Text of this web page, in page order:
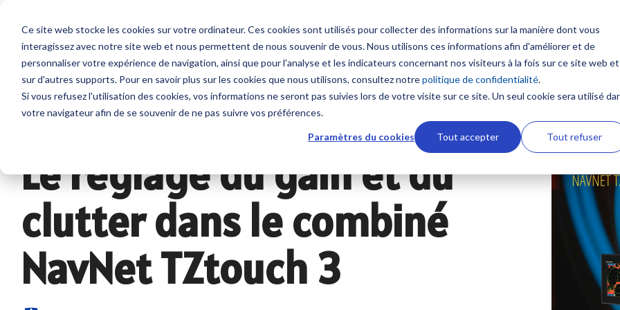
Ce site web stocke les cookies sur votre ordinateur. Ces cookies sont utilisés pour collecter des informations sur la manière dont vous
interagissez avec notre site web et nous permettent de nous souvenir de vous. Nous utilisons ces informations afin d'améliorer et de
personnaliser votre expérience de navigation, ainsi que pour l'analyse et les indicateurs concernant nos visiteurs à la fois sur ce site web et
sur d'autres supports. Pour en savoir plus sur les cookies que nous utilisons, consultez notrepolitique de confidentialité.
Si vous refusez l'utilisation des cookies, vos informations ne seront pas suivies lors de votre visite sur ce site. Un seul cookie sera utilisé
votre navigateur afin de se souvenir de ne pas suivre vos préférences.
Paramètres du cookies Tout accepter Tout refuser
main
content.
Produits
Sondeurs et Sonars
Sondeurs
Sondes et Capteurs
Combinés multifonction
Accessoire sondeurs et
Sondeur IMO
Radars
Combinés multifonction
NavNet TZtouch
Positionnement et Cartographie
GPS avec afficheur
Systèmes ECDIS
Communication et
satellitaires
Radio VHF
Antennes VHF
Intercommunication
Système Iridium
Système Inmarsat
Service sur mesure
Contrat de maintenance SBM
Class surveys
Atelier et Etudes R & D
Formation sur mesure
NavSkills Online
Centre de formation
Formation personnalisable
Programme Furuno
Sur nous
Société
Contenus
Nouveautés
Furuno Academy
Comparatif électronique maritime
SUPPORT
Nous contacter
Enregistrer un produit
Programmation de balise
Le réglage du gain et du
clutter dans le combiné
NavNet TZtouch 3